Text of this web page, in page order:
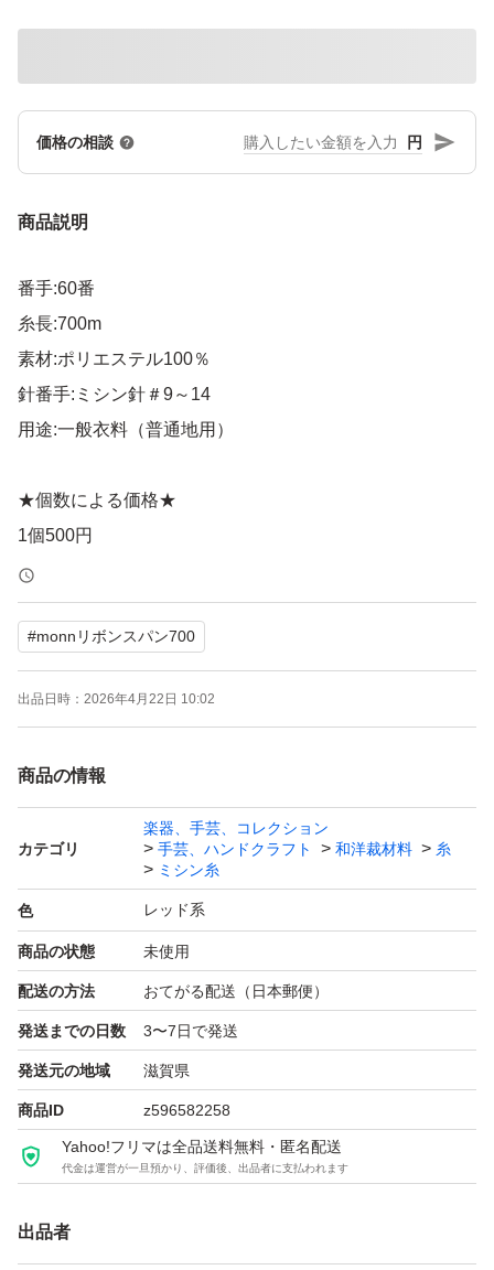
価格の相談 円
商品説明
番手:60番
糸長:700m
素材:ポリエステル100％
針番手:ミシン針＃9～14
用途:一般衣料（普通地用）
★個数による価格★
1個500円
2個750円
3個990円
4個1240円
5個1450円
6個1560円
8個1920円
10個～1個220円×個数で計算いたします。
在庫は沢山ございます。色の組み合わせ変更OKです！
#monnリボンスパン700
#monnリボンスパン700
出品日時： 2026年4月22日 10:02
商品の情報
カテゴリ
楽器、手芸、コレクション
手芸、ハンドクラフト
和洋裁材料
糸
ミシン糸
色 レッド系
商品の状態 未使用
配送の方法 おてがる配送（日本郵便）
発送までの日数 3〜7日で発送
発送元の地域 滋賀県
商品ID z596582258
Yahoo!フリマは全品送料無料・匿名配送
代金は運営が一旦預かり、評価後、出品者に支払われます
出品者